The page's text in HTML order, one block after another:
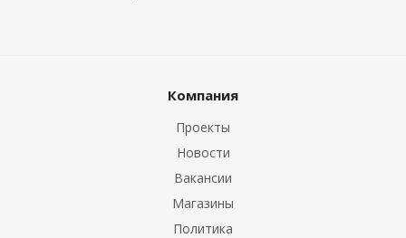
Компания
Проекты
Новости
Вакансии
Магазины
Политика